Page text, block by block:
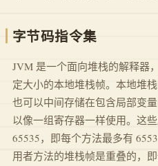
字节码指令集
JVM 是一个面向堆栈的解释器
定大小的本地堆栈帧。本地堆
也可以中间存储在包含局部变
以像一组寄存器一样使用。这
65535，即每个方法最多有
用者方法的堆栈帧是重叠的，